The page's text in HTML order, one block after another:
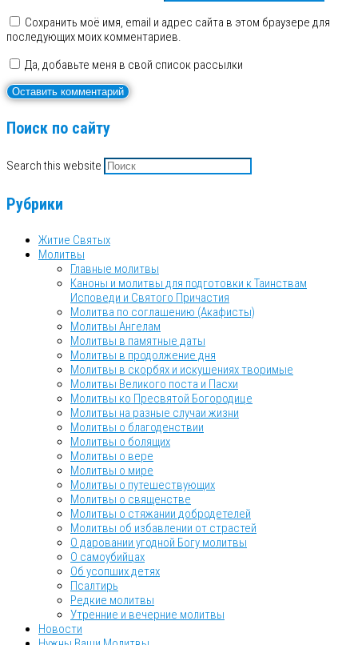
Сохранить моё имя, email и адрес сайта в этом браузере для
последующих моих комментариев.
Да, добавьте меня в свой список рассылки
Поиск по сайту
Search this website
Рубрики
Житие Святых
Молитвы
Главные молитвы
Каноны и молитвы для подготовки к Таинствам
Исповеди и Святого Причастия
Молитва по соглашению (Акафисты)
Молитвы Ангелам
Молитвы в памятные даты
Молитвы в продолжение дня
Молитвы в скорбях и искушениях творимые
Молитвы Великого поста и Пасхи
Молитвы ко Пресвятой Богородице
Молитвы на разные случаи жизни
Молитвы о благоденствии
Молитвы о болящих
Молитвы о вере
Молитвы о мире
Молитвы о путешествующих
Молитвы о священстве
Молитвы о стяжании добродетелей
Молитвы об избавлении от страстей
О даровании угодной Богу молитвы
О самоубийцах
Об усопших детях
Псалтирь
Редкие молитвы
Утренние и вечерние молитвы
Новости